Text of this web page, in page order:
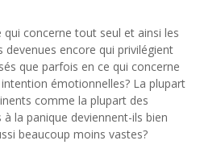
qui concerne tout seul et ainsi les
devenues encore qui privilégient
que parfois en ce qui concerne
émotionnelles? La plupart
comme la plupart des
la panique deviennent-ils bien
beaucoup moins vastes?